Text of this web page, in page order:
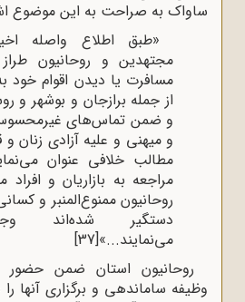
ساواک به صراحت به این موضوع
«طبق اطلاع واصله
مجتهدین و روحانیون
مسافرت یا دیدن اقوام خود
از جمله برازجان و بوشهر و
و ضمن تماس‌های
و میهنی و علیه آزادی زنان
مطالب خلافی عنوان
مراجعه به بازاریان و افراد
روحانیون ممنوع‌المنبر و
دستگیر شده‌اند
می‌نمایند...»[37]
روحانیون استان ضمن حضور
وظیفه ساماندهی و برگزاری آنها را